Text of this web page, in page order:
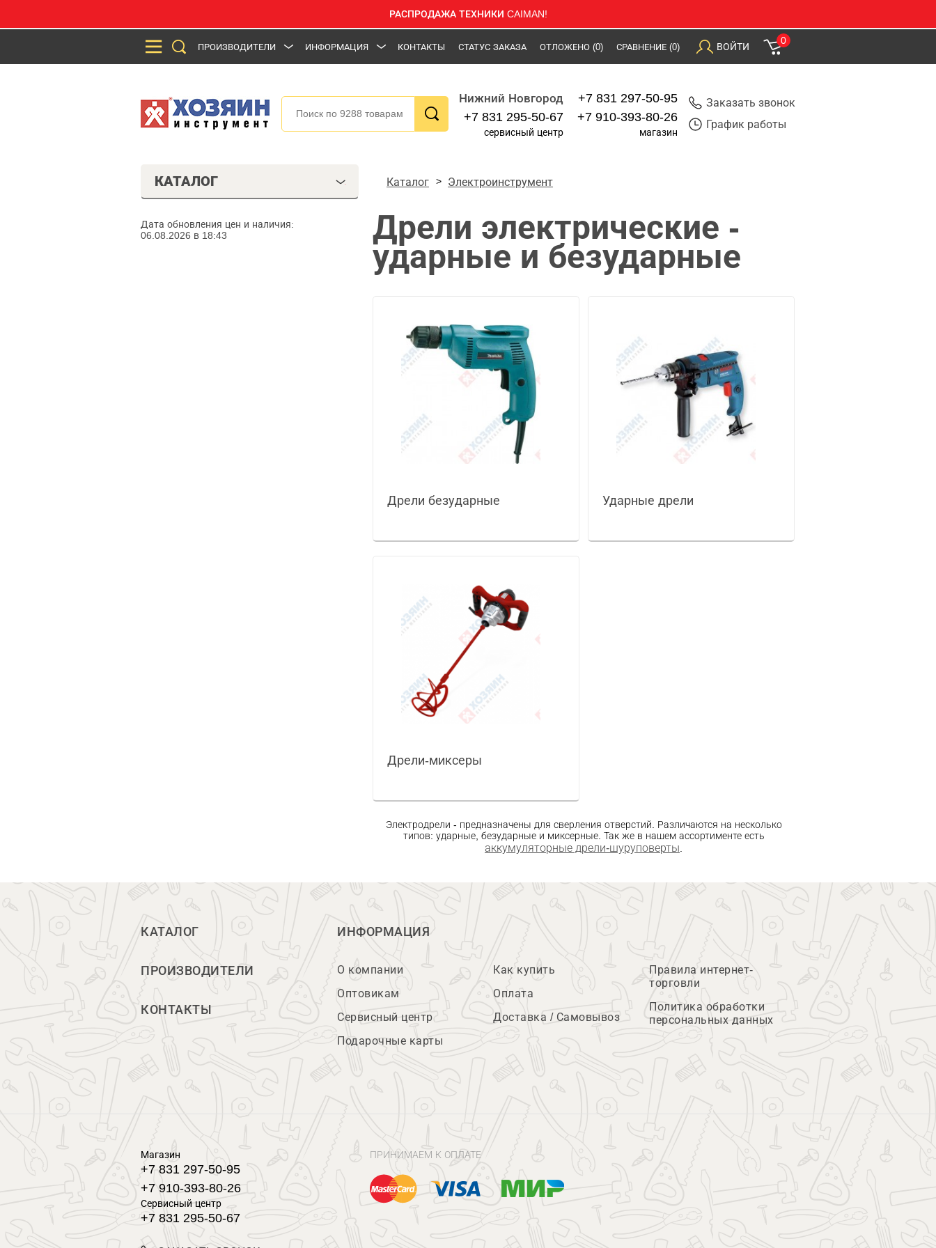
РАСПРОДАЖА ТЕХНИКИ CAIMAN!
ПРОИЗВОДИТЕЛИ ИНФОРМАЦИЯ КОНТАКТЫ СТАТУС ЗАКАЗА ОТЛОЖЕНО (0) СРАВНЕНИЕ (0) ВОЙТИ
0
Нижний Новгород
+7 831 295-50-67
сервисный центр
+7 831 297-50-95
+7 910-393-80-26
магазин
Заказать звонок
График работы
КАТАЛОГ
Дата обновления цен и наличия:
06.08.2026 в 18:43
Каталог Электроинструмент
Дрели электрические -
ударные и безударные
Дрели безударные Ударные дрели
Дрели-миксеры
Электродрели - предназначены для сверления отверстий. Различаются на несколько
типов: ударные, безударные и миксерные. Так же в нашем ассортименте есть
аккумуляторные дрели-шуруповерты
КАТАЛОГ
ПРОИЗВОДИТЕЛИ
КОНТАКТЫ
ИНФОРМАЦИЯ
О компании
Оптовикам
Сервисный центр
Подарочные карты
Как купить
Оплата
Доставка / Самовывоз
Правила интернет-
торговли
Политика обработки
персональных данных
Магазин
+7 831 297-50-95
+7 910-393-80-26
Сервисный центр
+7 831 295-50-67
ПРИНИМАЕМ К ОПЛАТЕ